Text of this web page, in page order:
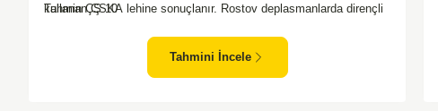
kullanan CSKA lehine sonuçlanır. Rostov deplasmanlarda dirençli
CSKA'nın az farkla da olsa üstün olduğunu göstermektedir.
Tahmin ÇŞ 10
Tahmini İncele